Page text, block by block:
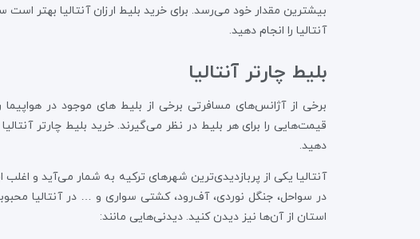
بیشترین مقدار خود می‌رسد. برای خرید بلیط ارزان آنتالیا بهتر
آنتالیا را انجام دهید.
بلیط چارتر آنتالیا
برخی از آژانس‌های مسافرتی برخی از بلیط های موجود در
قیمت‌هایی را برای هر بلیط در نظر می‌گیرند. خرید بلیط چارتر
دهید.
آنتالیا یکی از پربازدیدی‌ترین شهرهای ترکیه به شمار می‌آید و
در سواحل، جنگل نوردی، آف‌رود، کشتی سواری و … در آنتالیا
استان از آن‌ها نیز دیدن کنید. دیدنی‌هایی مانند: